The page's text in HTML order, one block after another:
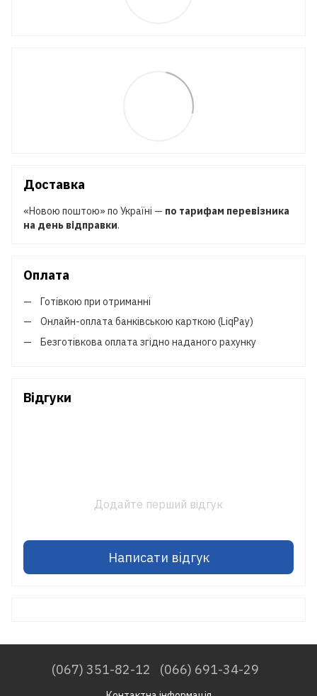
Доставка
«Новою поштою» по Україні — по тарифам перевізника
на день відправки.
Оплата
Готівкою при отриманні
Онлайн-оплата банківською карткою (LiqPay)
Безготівкова оплата згідно наданого рахунку
Відгуки
Додайте перший відгук
Написати відгук
(067) 351-82-12 (066) 691-34-29